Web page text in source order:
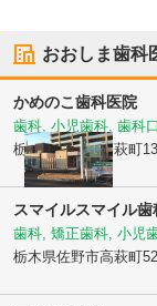
おおしま歯科
かめのこ歯科医院
歯科, 小児歯科, 歯科
栃木県佐野市高萩町
スマイルスマイル歯
歯科, 矯正歯科, 小児
栃木県佐野市高萩町